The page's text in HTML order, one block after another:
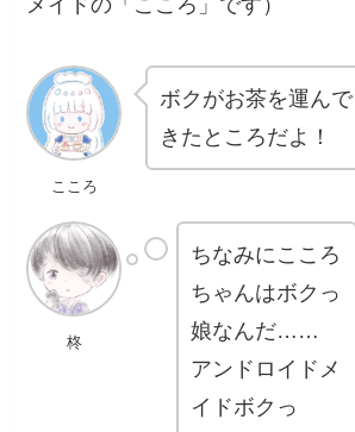
こころ
ボクがお茶を運んで
きたところだよ！
柊
ちなみにこころ
ちゃんはボクっ
娘なんだ……
アンドロイドメ
イドボクっ